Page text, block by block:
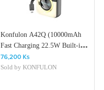
Konfulon A42Q (10000mAh
Fast Charging 22.5W Built-in
Cable Power Bank) +
Lightning Cable
76,200 Ks
Sold byKONFULON